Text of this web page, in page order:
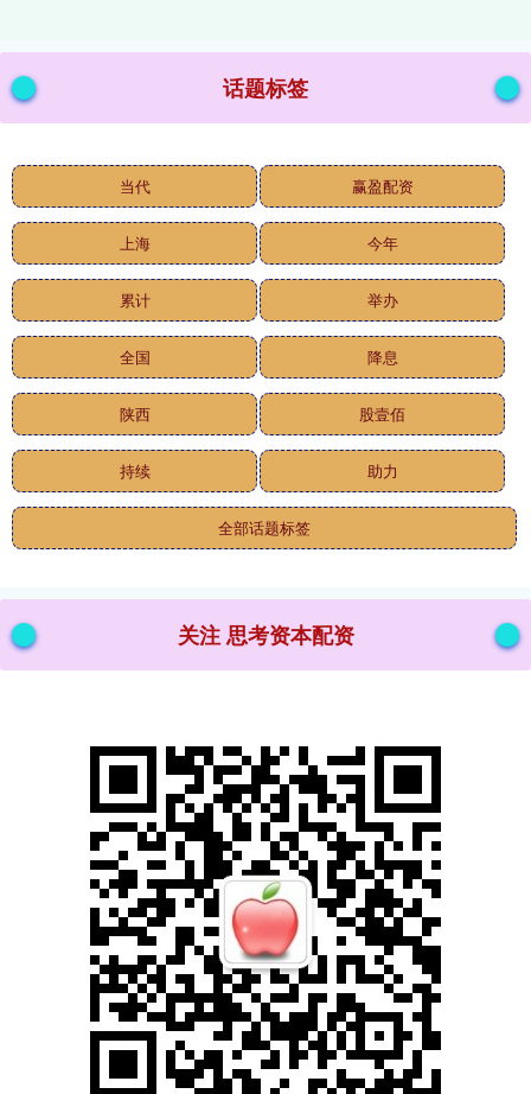
话题标签
当代 赢盈配资
上海 今年
累计 举办
全国 降息
陕西 股壹佰
持续 助力
全部话题标签
关注 思考资本配资